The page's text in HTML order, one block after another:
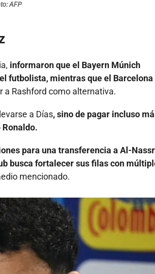
AFP
informaron que el Bayern Múnich
futbolista, mientras que el Barcelona
a Rashford como alternativa.
a Días, sino de pagar incluso
para una transferencia a Al-Nassr
busca fortalecer sus filas con
mencionado.